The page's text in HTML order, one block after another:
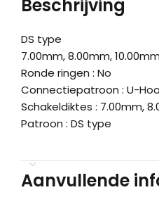
Beschrijving
DS type
7.00mm, 8.00mm,
Ronde ringen : No
Connectiepatroon : U-
Schakeldiktes : 7.00mm,
Patroon : DS type
Aanvullende